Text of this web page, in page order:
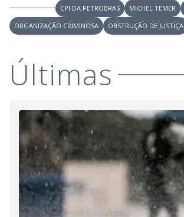
CPI DA PETROBRAS MICHEL TEMER
ORGANIZAÇÃO CRIMINOSA
OBSTRUÇÃO DE JUSTIÇA
Últimas